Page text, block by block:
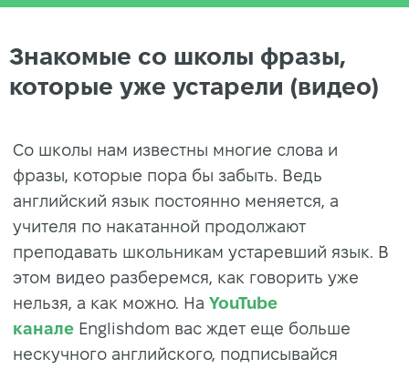
Знакомые со школы фразы,
которые уже устарели (видео)
Со школы нам известны многие слова и
фразы, которые пора бы забыть. Ведь
английский язык постоянно меняется, а
учителя по накатанной продолжают
преподавать школьникам устаревший язык. В
этом видео разберемся, как говорить уже
нельзя, а как можно. На YouTube
канале Englishdom вас ждет еще больше
нескучного английского, подписывайся